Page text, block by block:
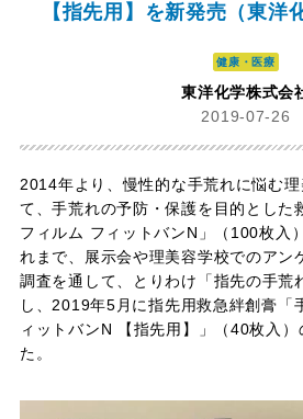
【指先用】を新発売（東洋
健康・医療
東洋化学株式会
2019-07-26
2014年より、慢性的な手荒れに悩む
て、手荒れの予防・保護を目的とした
フィルム フィットバンN」（100枚入
れまで、展示会や理美容学校でのアン
調査を通して、とりわけ「指先の手荒
し、2019年5月に指先用救急絆創膏「
ィットバンN 【指先用】」（40枚入）
た。